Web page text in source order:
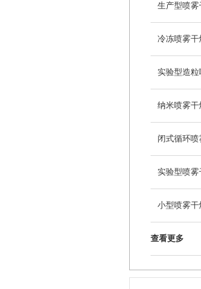
生产型喷雾
冷冻喷雾干
实验型造
纳米喷雾干
闭式循环
实验型喷雾
小型喷雾干
查看更多